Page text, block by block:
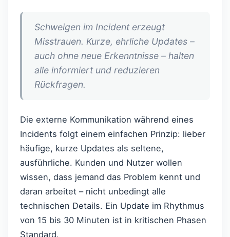
Schweigen im Incident erzeugt
Misstrauen. Kurze, ehrliche Updates –
auch ohne neue Erkenntnisse – halten
alle informiert und reduzieren
Rückfragen.
Die externe Kommunikation während eines
Incidents folgt einem einfachen Prinzip: lieber
häufige, kurze Updates als seltene,
ausführliche. Kunden und Nutzer wollen
wissen, dass jemand das Problem kennt und
daran arbeitet – nicht unbedingt alle
technischen Details. Ein Update im Rhythmus
von 15 bis 30 Minuten ist in kritischen Phasen
Standard.